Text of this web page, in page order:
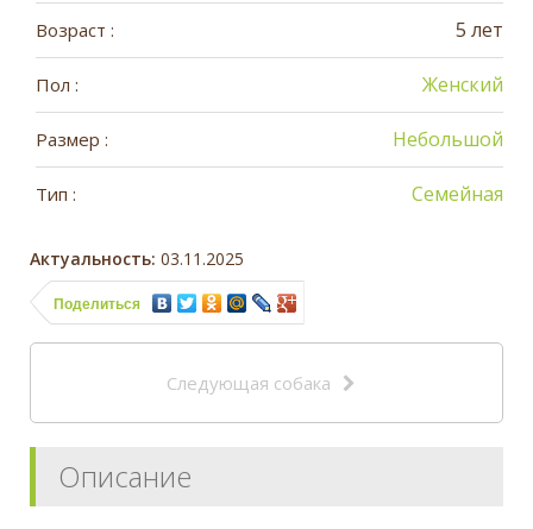
Возраст : 5 лет
Пол : Женский
Размер : Небольшой
Тип : Семейная
Актуальность: 03.11.2025
Поделиться
Следующая собака
Описание